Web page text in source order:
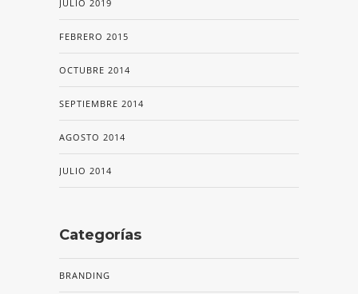
JULIO 2019
FEBRERO 2015
OCTUBRE 2014
SEPTIEMBRE 2014
AGOSTO 2014
JULIO 2014
Categorías
BRANDING